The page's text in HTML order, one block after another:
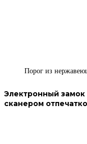
Порог из
Электронный замок
сканером